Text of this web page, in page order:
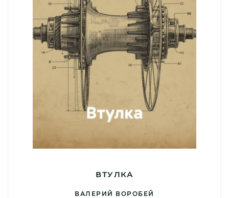
ВТУЛКА
ВАЛЕРИЙ ВОРОБЕЙ